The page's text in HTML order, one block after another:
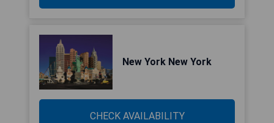
New York New York
CHECK AVAILABILITY